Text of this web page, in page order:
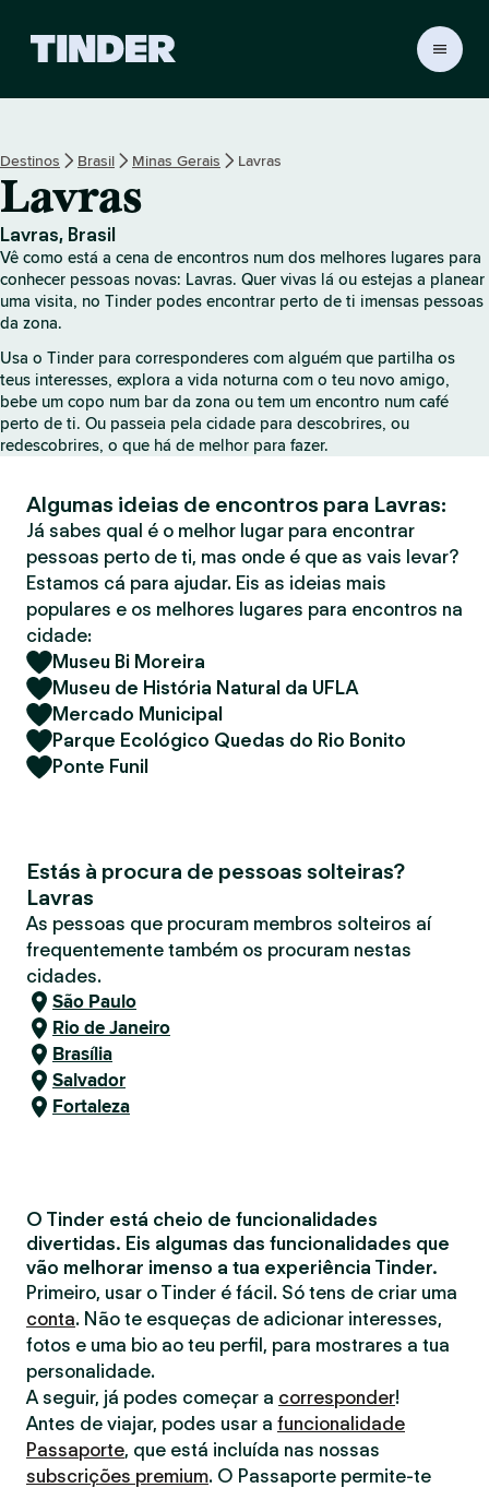
a
c
a
o
T
i
n
r
Destinos Brasil Minas Gerais Lavras
Lavras
Lavras, Brasil
Vê como está a cena de encontros num dos melhores lugares para
conhecer pessoas novas: Lavras. Quer vivas lá ou estejas a planear
uma visita, no Tinder podes encontrar perto de ti imensas pessoas
da zona.
Usa o Tinder para corresponderes com alguém que partilha os
teus interesses, explora a vida noturna com o teu novo amigo,
bebe um copo num bar da zona ou tem um encontro num café
perto de ti. Ou passeia pela cidade para descobrires, ou
redescobrires, o que há de melhor para fazer.
Algumas ideias de encontros para Lavras:
Já sabes qual é o melhor lugar para encontrar
pessoas perto de ti, mas onde é que as vais levar?
Estamos cá para ajudar. Eis as ideias mais
populares e os melhores lugares para encontros na
cidade:
Museu Bi Moreira
Museu de História Natural da UFLA
Mercado Municipal
Parque Ecológico Quedas do Rio Bonito
Ponte Funil
Estás à procura de pessoas solteiras?
Lavras
As pessoas que procuram membros solteiros aí
frequentemente também os procuram nestas
cidades.
São Paulo
Rio de Janeiro
Brasília
Salvador
Fortaleza
O Tinder está cheio de funcionalidades
divertidas. Eis algumas das funcionalidades que
vão melhorar imenso a tua experiência Tinder.
Primeiro, usar o Tinder é fácil. Só tens de criar uma
conta. Não te esqueças de adicionar interesses,
fotos e uma bio ao teu perfil, para mostrares a tua
personalidade.
A seguir, já podes começar a corresponder!
Antes de viajar, podes usar a funcionalidade
Passaporte, que está incluída nas nossas
subscrições premium. O Passaporte permite-te